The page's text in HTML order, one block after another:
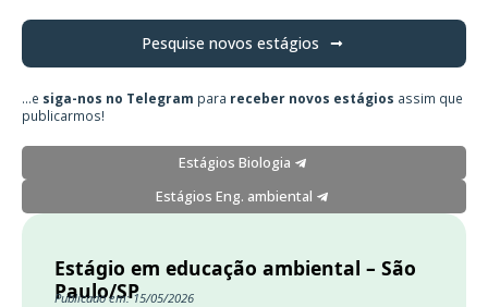
Pesquise novos estágios
...e siga-nos no Telegram para receber novos estágios assim que
publicarmos!
Estágios Biologia
Estágios Eng. ambiental
Estágio em educação ambiental – São
Paulo/SP
Publicado em: 15/05/2026